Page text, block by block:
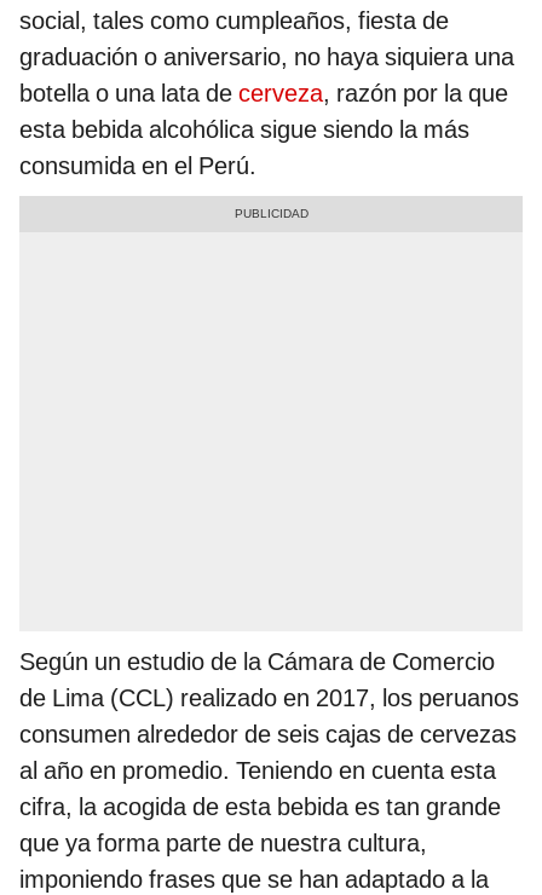
social, tales como cumpleaños, fiesta de
graduación o aniversario, no haya siquiera una
botella o una lata de cerveza, razón por la que
esta bebida alcohólica sigue siendo la más
consumida en el Perú.
Según un estudio de la Cámara de Comercio
de Lima (CCL) realizado en 2017, los peruanos
consumen alrededor de seis cajas de cervezas
al año en promedio. Teniendo en cuenta esta
cifra, la acogida de esta bebida es tan grande
que ya forma parte de nuestra cultura,
imponiendo frases que se han adaptado a la